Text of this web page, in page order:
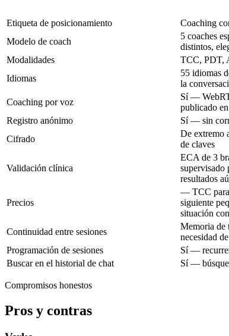
Etiqueta de posicionamiento
Coaching
Modelo de coach
5 coaches
distintos,
Modalidades
TCC, PDT,
Idiomas
55 idiomas
la
Coaching por voz
Sí —
publicado
Registro anónimo
Sí — sin
Cifrado
De extremo
de claves
Validación clínica
ECA de 3
supervisado
resultados
Precios
— TCC para
siguiente
situación
Continuidad entre sesiones
Memoria de
necesidad
Programación de sesiones
Sí —
Buscar en el historial de chat
Sí —
Compromisos honestos
Pros y contras